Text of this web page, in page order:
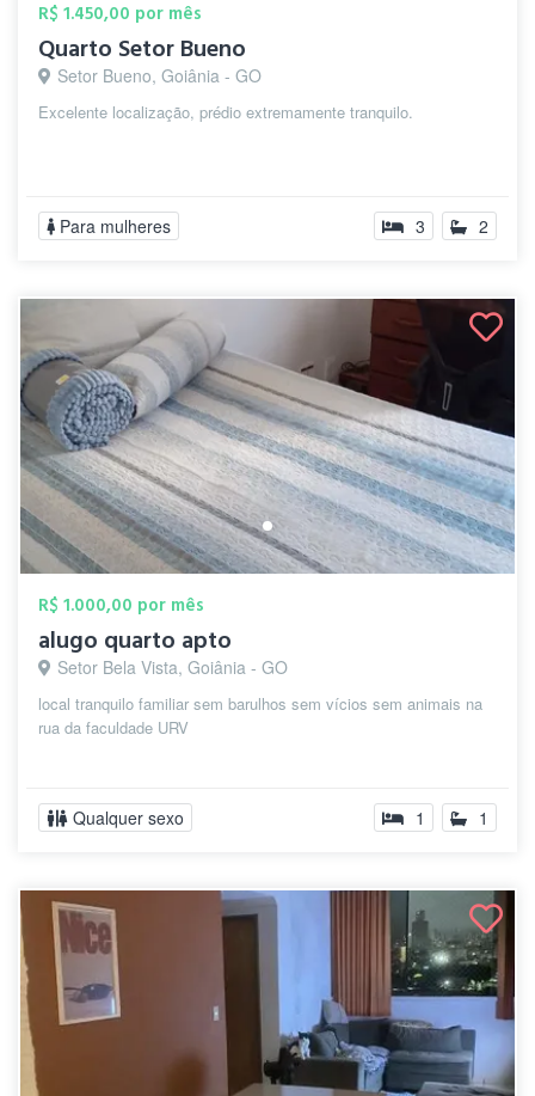
R$ 1.450,00 por mês
Quarto Setor Bueno
Setor Bueno, Goiânia - GO
Excelente localização, prédio extremamente tranquilo.
Para mulheres 3 2
R$ 1.000,00 por mês
alugo quarto apto
Setor Bela Vista, Goiânia - GO
local tranquilo familiar sem barulhos sem vícios sem animais na
rua da faculdade URV
Qualquer sexo 1 1